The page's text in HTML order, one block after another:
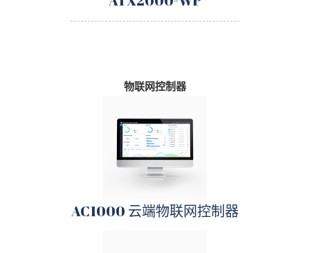
物联网控制器
AC1000 云端物联网控制器